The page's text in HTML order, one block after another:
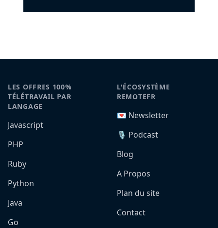
LES OFFRES 100%
TÉLÉTRAVAIL PAR
LANGAGE
Javascript
PHP
Ruby
Python
Java
Go
L'ÉCOSYSTÈME
REMOTEFR
💌 Newsletter
🎙️ Podcast
Blog
A Propos
Plan du site
Contact